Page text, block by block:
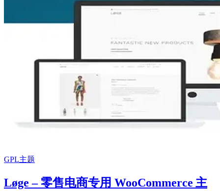
GPL主题
Løge – 零售电商专用 WooCommerce 主